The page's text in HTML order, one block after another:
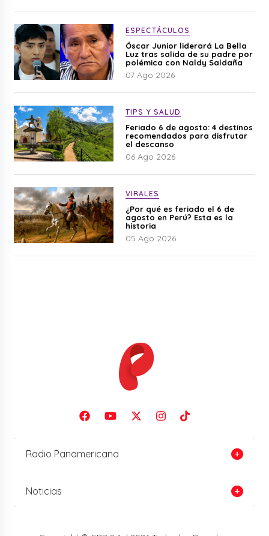
ESPECTÁCULOS
Óscar Junior liderará La Bella
Luz tras salida de su padre por
polémica con Naldy Saldaña
07 Ago 2026
TIPS Y SALUD
Feriado 6 de agosto: 4 destinos
recomendados para disfrutar
el descanso
06 Ago 2026
VIRALES
¿Por qué es feriado el 6 de
agosto en Perú? Esta es la
historia
05 Ago 2026
Radio Panamericana
Noticias